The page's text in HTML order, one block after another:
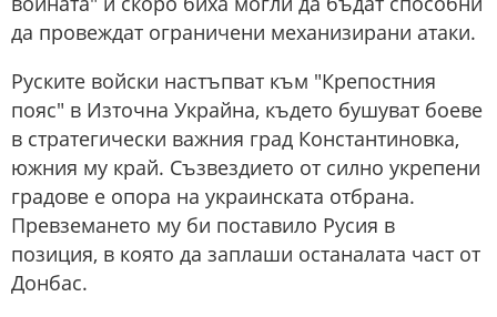
да провеждат ограничени механизирани атаки.
Руските войски настъпват към "Крепостния
пояс" в Източна Украйна, където бушуват боеве
в стратегически важния град Константиновка,
южния му край. Съзвездието от силно укрепени
градове е опора на украинската отбрана.
Превземането му би поставило Русия в
позиция, в която да заплаши останалата част от
Донбас.